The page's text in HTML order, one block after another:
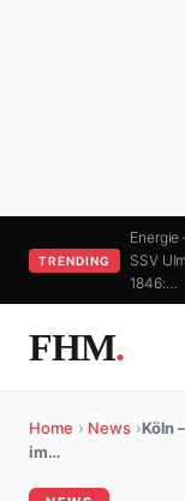
TRENDING
Energie
SSV
1846:…
FHM.
Home › News ›Köln
im…